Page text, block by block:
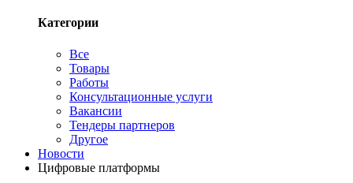
Категории
Все
Товары
Работы
Консультационные услуги
Вакансии
Тендеры партнеров
Другое
Новости
Цифровые платформы